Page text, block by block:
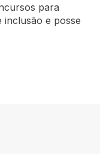
para
inclusão e posse